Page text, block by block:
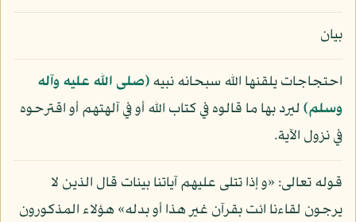
بيان
احتجاجات يلقنها الله سبحانه نبيه(صلى الله عليه وآله
وسلم)ليرد بها ما قالوه في كتاب الله أو في آلهتهم أو اقترحوه
في نزول الآية.
قوله تعالى: «و إذا تتلى عليهم آياتنا بينات قال الذين لا
يرجون لقاءنا ائت بقرآن غير هذا أو بدله» هؤلاء المذكورون